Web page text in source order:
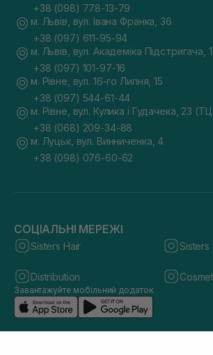
+38 (098) 778-13-79
м. Львів, вул. Івана Франка, 36
+38 (097) 611-95-94
м. Львів, вул. Академіка Підстригача,
+38 (097) 101-97-16
м. Рівне, вул. 16-го Липня, 15
+38 (097) 544-61-44
м. Рівне, вул. Кулика і Гудачека, 23
+38 (068) 209-34-88
м. Луцьк, вул. Винниченка, 4
+38 (098) 076-60-62
СОЦІАЛЬНІ МЕРЕЖІ
Sisters Hair Sisters
Distribution
Завантажуйте мобільний додаток